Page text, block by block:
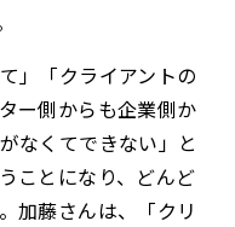
」「クライアントの
ー側からも企業側か
なくてできない」と
ことになり、どんど
加藤さんは、「クリ